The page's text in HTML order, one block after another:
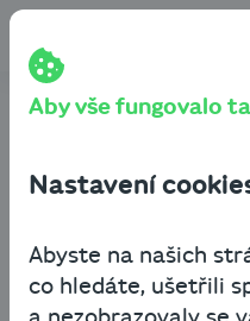
Přeskočit na obsah
V čem začít podnikat?
nemusí být tak složité
V čem začít
podnikání
složité
Aby vše fungovalo
Nastavení
Abyste na našich
co hledáte, ušetřili